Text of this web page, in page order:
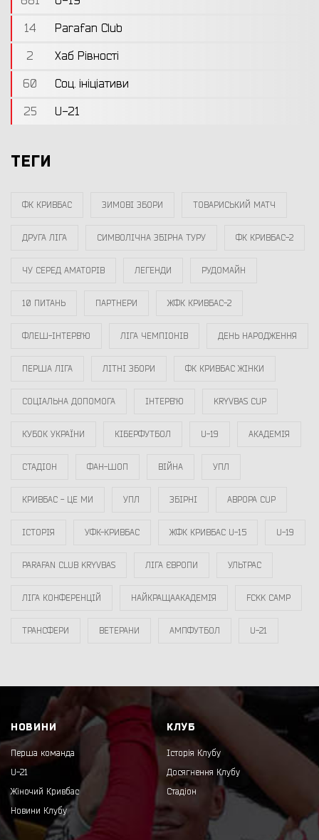
14
Parafan Club
2
Хаб Рівності
60
Соц. ініціативи
25
U-21
ТЕГИ
ФК КРИВБАС ЗИМОВІ ЗБОРИ ТОВАРИСЬКИЙ МАТЧ
ДРУГА ЛІГА СИМВОЛІЧНА ЗБІРНА ТУРУ ФК КРИВБАС-2
ЧУ СЕРЕД АМАТОРІВ ЛЕГЕНДИ РУДОМАЙН
10 ПИТАНЬ ПАРТНЕРИ ЖФК КРИВБАС-2
ФЛЕШ-ІНТЕРВ`Ю ЛІГА ЧЕМПІОНІВ ДЕНЬ НАРОДЖЕННЯ
ПЕРША ЛІГА ЛІТНІ ЗБОРИ ФК КРИВБАС ЖІНКИ
СОЦІАЛЬНА ДОПОМОГА ІНТЕРВ`Ю KRYVBAS CUP
КУБОК УКРАЇНИ КІБЕРФУТБОЛ U-19 АКАДЕМІЯ
СТАДІОН ФАН-ШОП ВІЙНА УПЛ
КРИВБАС - ЦЕ МИ УПЛ ЗБІРНІ АВРОРА CUP
ІСТОРІЯ УФК-КРИВБАС ЖФК КРИВБАС U-15 U-19
PARAFAN CLUB KRYVBAS ЛІГА ЄВРОПИ УЛЬТРАС
ЛІГА КОНФЕРЕНЦІЙ НАЙКРАЩААКАДЕМІЯ FCKK CAMP
ТРАНСФЕРИ ВЕТЕРАНИ АМПФУТБОЛ U-21
НОВИНИ
Перша команда
U-21
Жіночий Кривбас
Новини Клубу
КЛУБ
Історія Клубу
Досягнення Клубу
Стадіон